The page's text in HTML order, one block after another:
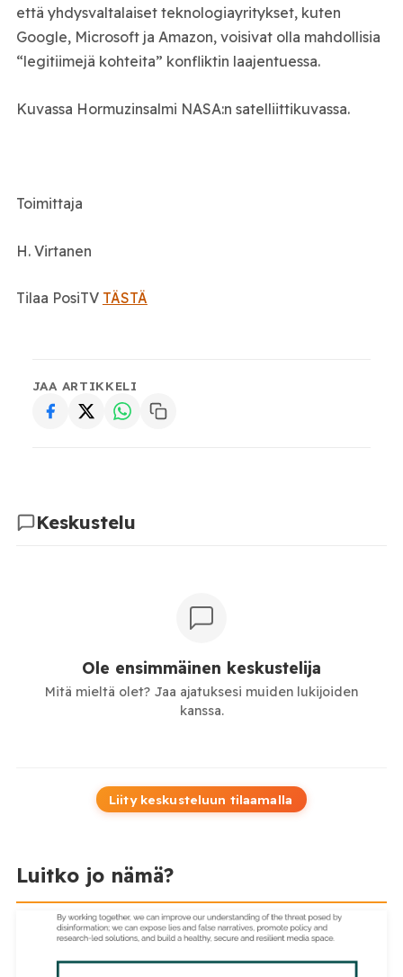
että yhdysvaltalaiset teknologiayritykset, kuten
Google, Microsoft ja Amazon, voisivat olla mahdollisia
“legitiimejä kohteita” konfliktin laajentuessa.
Kuvassa Hormuzinsalmi NASA:n satelliittikuvassa.
Toimittaja
H. Virtanen
Tilaa PosiTV TÄSTÄ
JAA ARTIKKELI
Keskustelu
Ole ensimmäinen keskustelija
Mitä mieltä olet? Jaa ajatuksesi muiden lukijoiden
kanssa.
Liity keskusteluun tilaamalla
Luitko jo nämä?